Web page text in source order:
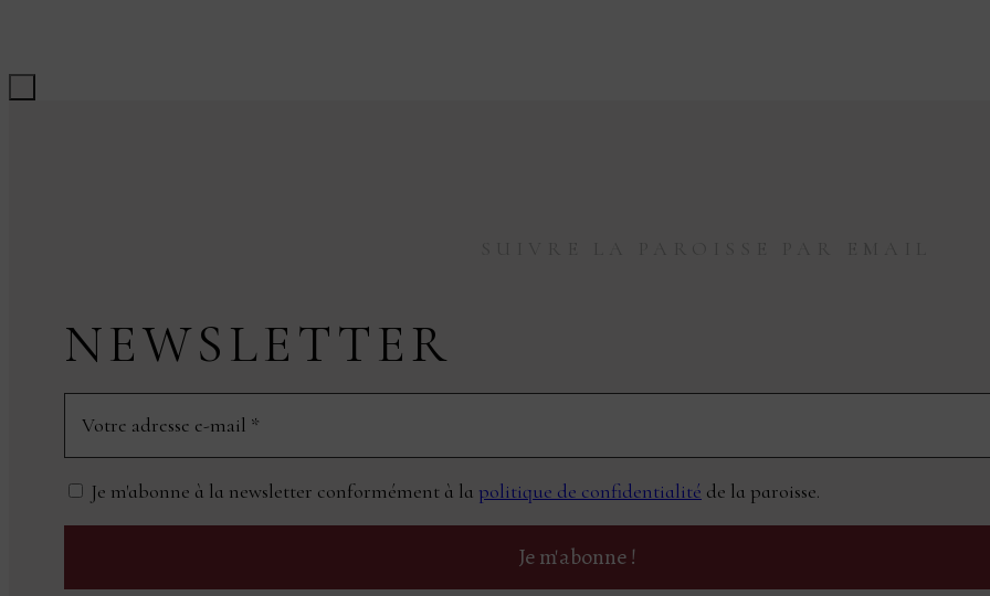
NEWSLETTER
Je m'abonne à la newsletter conformément à la politique de confidentialité de la paroisse.